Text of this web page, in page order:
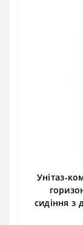
Унітаз-
сидіння з